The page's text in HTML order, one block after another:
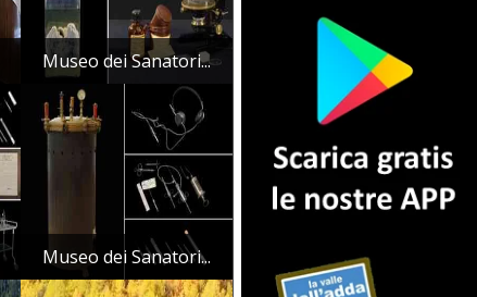
Museo dei Sanatori...
Museo dei Sanatori...